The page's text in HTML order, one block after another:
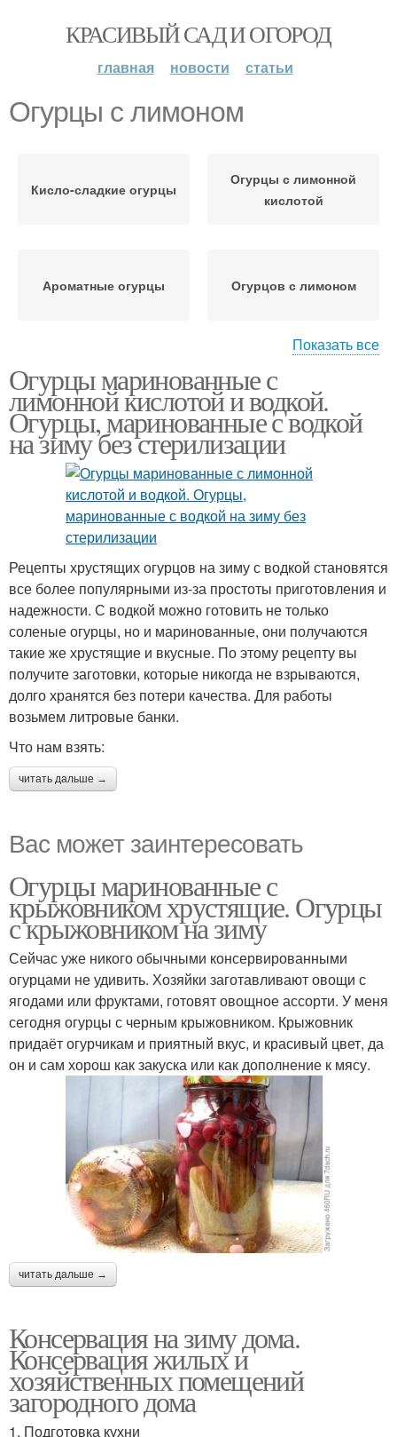
КРАСИВЫЙ САД И ОГОРОД
главная новости статьи
Огурцы с лимоном
Кисло-сладкие огурцы
Огурцы с лимонной
кислотой
Ароматные огурцы Огурцов с лимоном
огурцы
Показать все
Огурцы маринованные с
лимонной кислотой и водкой.
Огурцы, маринованные с водкой
на зиму без стерилизации
Рецепты хрустящих огурцов на зиму с водкой становятся
все более популярными из-за простоты приготовления и
надежности. С водкой можно готовить не только
соленые огурцы, но и маринованные, они получаются
такие же хрустящие и вкусные. По этому рецепту вы
получите заготовки, которые никогда не взрываются,
долго хранятся без потери качества. Для работы
возьмем литровые банки.
Что нам взять:
читать дальше →
Вас может заинтересовать
Огурцы маринованные с
крыжовником хрустящие. Огурцы
с крыжовником на зиму
Сейчас уже никого обычными консервированными
огурцами не удивить. Хозяйки заготавливают овощи с
ягодами или фруктами, готовят овощное ассорти. У меня
сегодня огурцы с черным крыжовником. Крыжовник
придаёт огурчикам и приятный вкус, и красивый цвет, да
он и сам хорош как закуска или как дополнение к мясу.
читать дальше →
Консервация на зиму дома.
Консервация жилых и
хозяйственных помещений
загородного дома
1. Подготовка кухни